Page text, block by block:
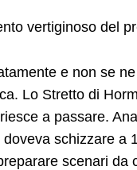
vertiginoso del
e non se
Lo Stretto di
a passare.
schizzare a
scenari da